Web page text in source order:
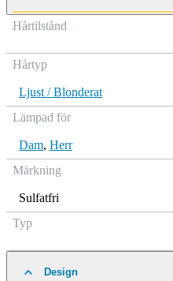
Hårtilstånd
Hårtyp
Ljust / Blonderat
Lämpad för
Dam, Herr
Märkning
Sulfatfri
Typ
Design